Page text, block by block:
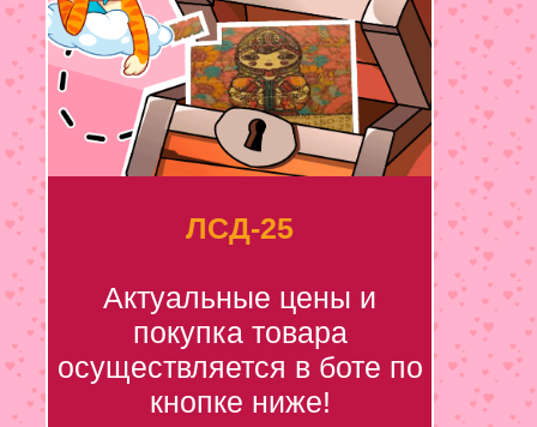
ЛСД-25
Актуальные цены и
покупка товара
осуществляется в боте по
кнопке ниже!